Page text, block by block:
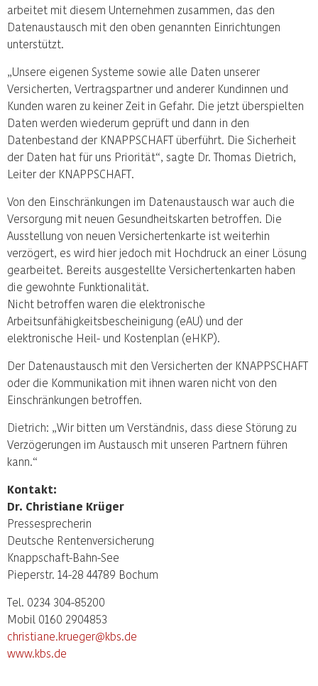
arbeitet mit diesem Unternehmen zusammen, das den
Datenaustausch mit den oben genannten Einrichtungen
unterstützt.
„Unsere eigenen Systeme sowie alle Daten unserer
Versicherten, Vertragspartner und anderer Kundinnen und
Kunden waren zu keiner Zeit in Gefahr. Die jetzt überspielten
Daten werden wiederum geprüft und dann in den
Datenbestand der KNAPPSCHAFT überführt. Die Sicherheit
der Daten hat für uns Priorität“, sagte Dr. Thomas Dietrich,
Leiter der KNAPPSCHAFT.
Von den Einschränkungen im Datenaustausch war auch die
Versorgung mit neuen Gesundheitskarten betroffen. Die
Ausstellung von neuen Versichertenkarte ist weiterhin
verzögert, es wird hier jedoch mit Hochdruck an einer Lösung
gearbeitet. Bereits ausgestellte Versichertenkarten haben
die gewohnte Funktionalität.
Nicht betroffen waren die elektronische
Arbeitsunfähigkeitsbescheinigung (eAU) und der
elektronische Heil- und Kostenplan (eHKP).
Der Datenaustausch mit den Versicherten der KNAPPSCHAFT
oder die Kommunikation mit ihnen waren nicht von den
Einschränkungen betroffen.
Dietrich: „Wir bitten um Verständnis, dass diese Störung zu
Verzögerungen im Austausch mit unseren Partnern führen
kann.“
Kontakt:
Dr. Christiane Krüger
Pressesprecherin
Deutsche Rentenversicherung
Knappschaft-Bahn-See
Pieperstr. 14-28 44789 Bochum
Tel. 0234 304-85200
Mobil 0160 2904853
christiane.krueger@kbs.de
www.kbs.de